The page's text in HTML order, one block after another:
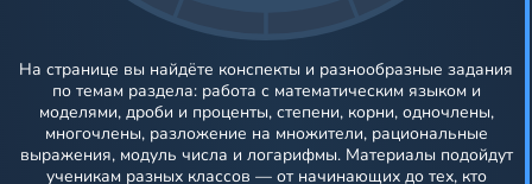
На странице вы найдёте конспекты и разнообразные задания
по темам раздела: работа с математическим языком и
моделями, дроби и проценты, степени, корни, одночлены,
многочлены, разложение на множители, рациональные
выражения, модуль числа и логарифмы. Материалы подойдут
ученикам разных классов — от начинающих до тех, кто